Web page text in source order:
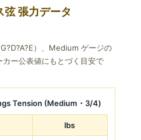
張力データ
）、Medium ゲージの
ー公表値にもとづく目安で
Tension (Medium・3/4)
lbs